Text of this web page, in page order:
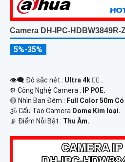
Camera DH-IPC-HDBW3849R-
5%-35%
👁️‍🗨 Độ sắc nét : Ultra 4k 👍🏾 .
⚙ Công Nghệ Camera :
IP POE.
🔴 Nhìn Ban Đêm : Full Color 50m
🕉️ Cấu Tạo Camera Dome Kim loại.
️📡 Điểm Nỗi Bật : Thu Âm.